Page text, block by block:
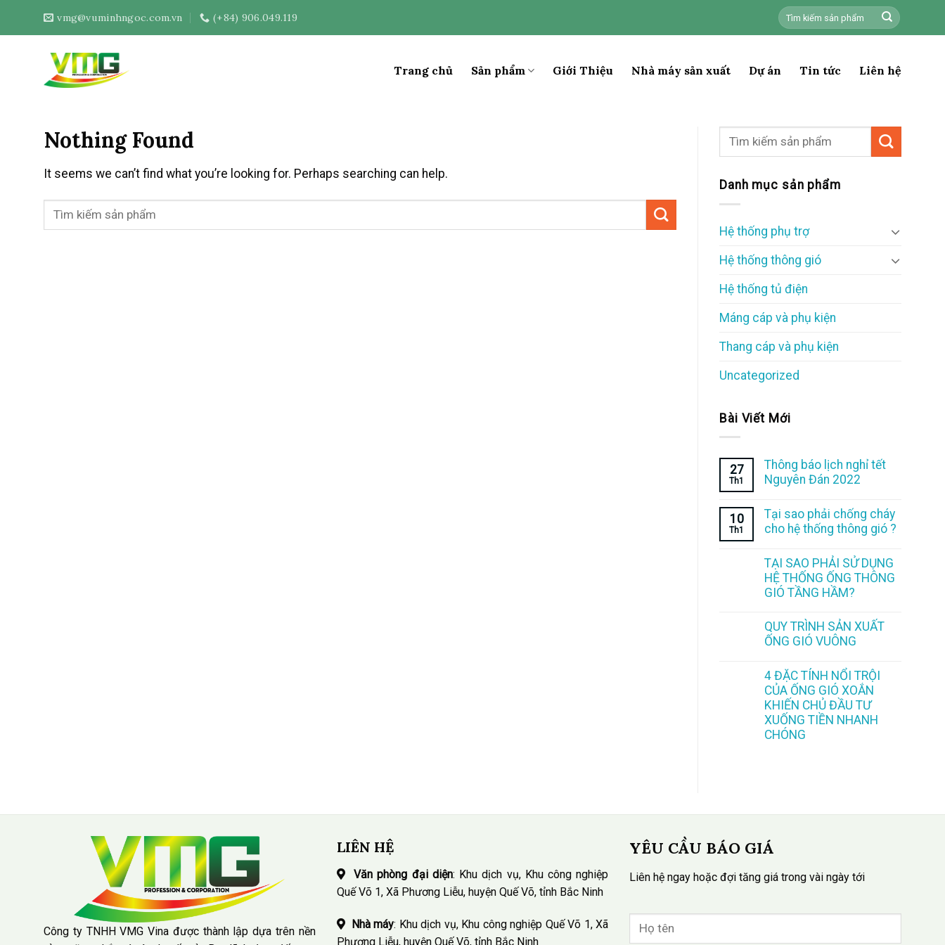
vmg@vuminhngoc.com.vn (+84) 906.049.119
Tìm
kiếm:
Trang chủ Sản phẩm Giới Thiệu Nhà máy sản xuất Dự án Tin tức Liên hệ
Nothing Found
It seems we can’t find what you’re looking for. Perhaps searching can help.
Danh mục sản phẩm
Hệ thống phụ trợ
Hệ thống thông gió
Hệ thống tủ điện
Máng cáp và phụ kiện
Thang cáp và phụ kiện
Uncategorized
Bài Viết Mới
27
Th1
Thông báo lịch nghỉ tết
Nguyên Đán 2022
10
Th1
Tại sao phải chống cháy
cho hệ thống thông gió ?
TẠI SAO PHẢI SỬ DỤNG
HỆ THỐNG ỐNG THÔNG
GIÓ TẦNG HẦM?
QUY TRÌNH SẢN XUẤT
ỐNG GIÓ VUÔNG
4 ĐẶC TÍNH NỔI TRỘI
CỦA ỐNG GIÓ XOẮN
KHIẾN CHỦ ĐẦU TƯ
XUỐNG TIỀN NHANH
CHÓNG
Công ty TNHH VMG Vina được thành lập dựa trên nền
LIÊN HỆ
Văn phòng đại diện: Khu dịch vụ, Khu công nghiệp
Quế Võ 1, Xã Phương Liễu, huyện Quế Võ, tỉnh Bắc Ninh
Nhà máy: Khu dịch vụ, Khu công nghiệp Quế Võ 1, Xã
Phương Liễu, huyện Quế Võ, tỉnh Bắc Ninh
YÊU CẦU BÁO GIÁ
Liên hệ ngay hoặc đợi tăng giá trong vài ngày tới